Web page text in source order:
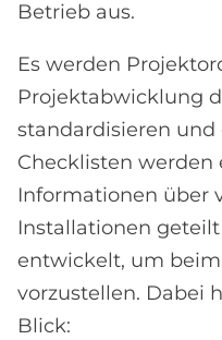
Betrieb aus.
Es werden
Projektabwicklung
standardisieren
Checklisten werden
Informationen über
Installationen
entwickelt, um
vorzustellen. Dabei
Blick: